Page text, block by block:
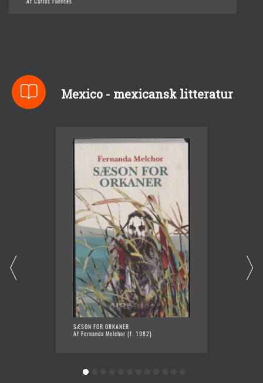
Mexico - mexicansk litteratur
SÆSON FOR ORKANER
Af Fernanda Melchor (f. 1982)